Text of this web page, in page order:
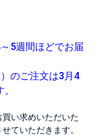
5週間ほどでお届
のご注文は3月4
買い求めいただいた
ていただきます。